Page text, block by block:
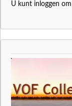
U kunt inloggen